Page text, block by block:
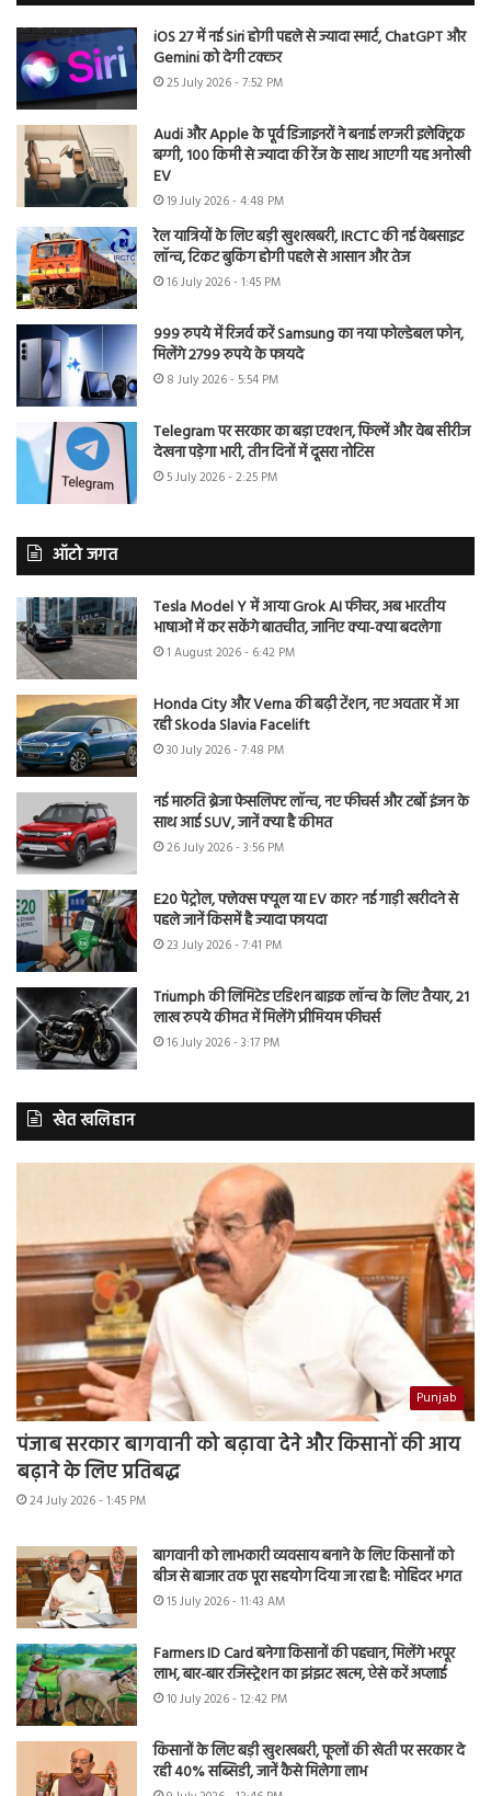
iOS 27 में नई Siri होगी पहले से ज्यादा स्मार्ट, ChatGPT और
Gemini को देगी टक्कर
25 July 2026 - 7:52 PM
Audi और Apple के पूर्व डिजाइनरों ने बनाई लग्जरी इलेक्ट्रिक
बग्गी, 100 किमी से ज्यादा की रेंज के साथ आएगी यह अनोखी
EV
19 July 2026 - 4:48 PM
रेल यात्रियों के लिए बड़ी खुशखबरी, IRCTC की नई वेबसाइट
लॉन्च, टिकट बुकिंग होगी पहले से आसान और तेज
16 July 2026 - 1:45 PM
999 रुपये में रिजर्व करें Samsung का नया फोल्डेबल फोन,
मिलेंगे 2799 रुपये के फायदे
8 July 2026 - 5:54 PM
Telegram पर सरकार का बड़ा एक्शन, फिल्में और वेब सीरीज
देखना पड़ेगा भारी, तीन दिनों में दूसरा नोटिस
5 July 2026 - 2:25 PM
ऑटो जगत
Tesla Model Y में आया Grok AI फीचर, अब भारतीय
भाषाओं में कर सकेंगे बातचीत, जानिए क्या-क्या बदलेगा
1 August 2026 - 6:42 PM
Honda City और Verna की बढ़ी टेंशन, नए अवतार में आ
रही Skoda Slavia Facelift
30 July 2026 - 7:48 PM
नई मारुति ब्रेजा फेसलिफ्ट लॉन्च, नए फीचर्स और टर्बो इंजन के
साथ आई SUV, जानें क्या है कीमत
26 July 2026 - 3:56 PM
E20 पेट्रोल, फ्लेक्स फ्यूल या EV कार? नई गाड़ी खरीदने से
पहले जानें किसमें है ज्यादा फायदा
23 July 2026 - 7:41 PM
Triumph की लिमिटेड एडिशन बाइक लॉन्च के लिए तैयार, 21
लाख रुपये कीमत में मिलेंगे प्रीमियम फीचर्स
16 July 2026 - 3:17 PM
खेत खलिहान
Punjab
पंजाब सरकार बागवानी को बढ़ावा देने और किसानों की आय
बढ़ाने के लिए प्रतिबद्ध
24 July 2026 - 1:45 PM
बागवानी को लाभकारी व्यवसाय बनाने के लिए किसानों को
बीज से बाजार तक पूरा सहयोग दिया जा रहा है: मोहिंदर भगत
15 July 2026 - 11:43 AM
Farmers ID Card बनेगा किसानों की पहचान, मिलेंगे भरपूर
लाभ, बार-बार रजिस्ट्रेशन का झंझट खत्म, ऐसे करें अप्लाई
10 July 2026 - 12:42 PM
किसानों के लिए बड़ी खुशखबरी, फूलों की खेती पर सरकार दे
रही 40% सब्सिडी, जानें कैसे मिलेगा लाभ